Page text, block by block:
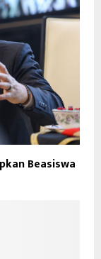
Beasiswa